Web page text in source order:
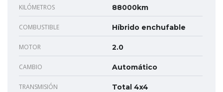
KILÓMETROS 88000km
COMBUSTIBLE Híbrido enchufable
MOTOR 2.0
CAMBIO Automático
TRANSMISIÓN Total 4x4